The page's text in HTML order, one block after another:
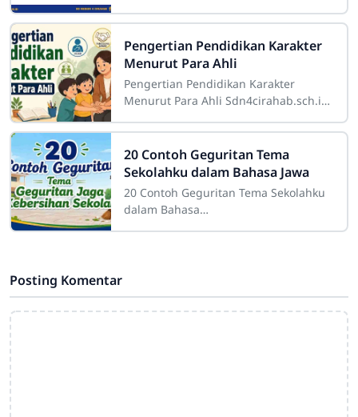
merupakan salah satu aspek yang
sangat penting dalam
Pengertian Pendidikan Karakter
Menurut Para Ahli
Pengertian Pendidikan Karakter
Menurut Para Ahli Sdn4cirahab.sch.id-
konsep yang sangat penting dalam
dunia
20 Contoh Geguritan Tema
Sekolahku dalam Bahasa Jawa
20 Contoh Geguritan Tema Sekolahku
dalam Bahasa
Posting Komentar